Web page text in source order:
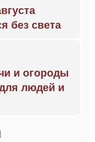
без света
и огороды
людей и